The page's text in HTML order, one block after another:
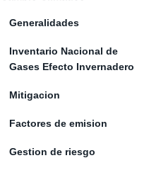
Generalidades
Inventario Nacional de
Gases Efecto Invernadero
Mitigacion
Factores de emision
Gestion de riesgo